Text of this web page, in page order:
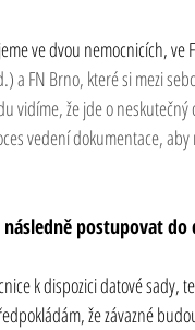
ve dvou nemocnicích, ve
FN Brno, které si mezi
vidíme, že jde o
vedení dokumentace,
postupovat
k dispozici datové sady,
že závazné